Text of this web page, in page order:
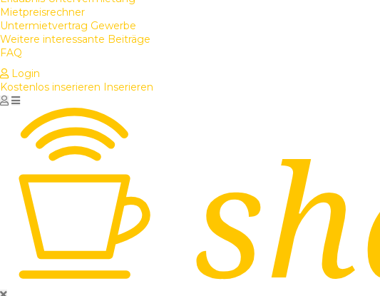
Mietpreisrechner
Untermietvertrag Gewerbe
Weitere interessante Beiträge
FAQ
Login
Kostenlos inserieren Inserieren